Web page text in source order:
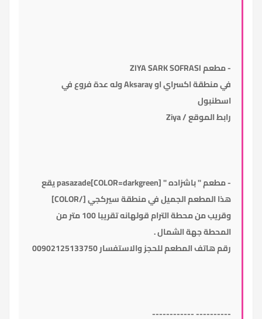
- مطعم ZIYA SARK SOFRASI
في منطقة اكسراي او Aksaray وله عدة فروع في
اسطنبول
رابط الموقع /Ziya
- مطعم " باشزاده " [COLOR=darkgreen]pasazade يقع
هذا المطعم الجميل في منطقة سيركجي [/COLOR]
وقريب من محطة الترام قولهانه تقريبا 100 متر من
المحطة جهة الشمال .
رقم هاتف المطعم للحجز والاستفسار 00902125133750
---------- ------------